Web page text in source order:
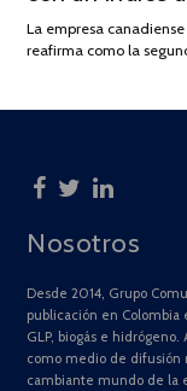
La empresa
reafirma como la
Nosotros
Desde 2014, Grupo
publicación en Colombia
GLP, biogás e
como medio de difusión
cambiante mundo de la